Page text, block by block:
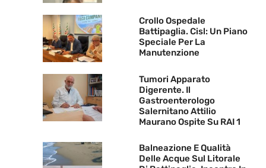
Crollo Ospedale
Battipaglia. Cisl: Un Piano
Speciale Per La
Manutenzione
Tumori Apparato
Digerente. Il
Gastroenterologo
Salernitano Attilio
Maurano Ospite Su RAI 1
Balneazione E Qualità
Delle Acque Sul Litorale